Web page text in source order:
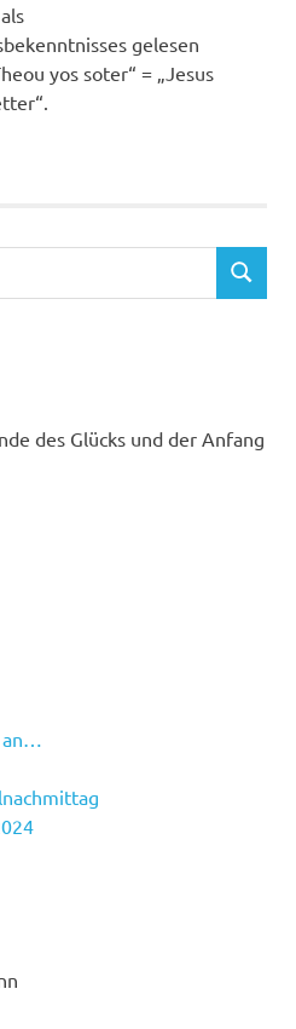
gelesen
yos soter“ = „Jesus
SUCHEN
des Glücks und der Anfang